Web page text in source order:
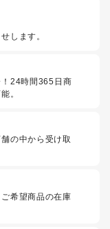
します。
24時間365日商
。
の中から受け取
希望商品の在庫